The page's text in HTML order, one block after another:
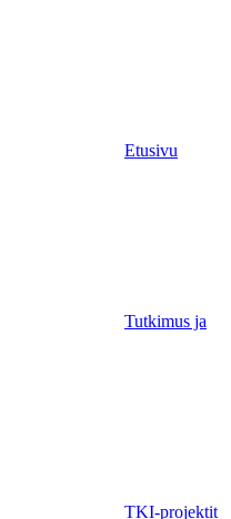
Etusivu
Tutkimus ja
TKI-projektit